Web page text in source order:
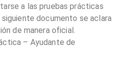
a las pruebas prácticas
documento se aclara
de manera oficial.
– Ayudante de